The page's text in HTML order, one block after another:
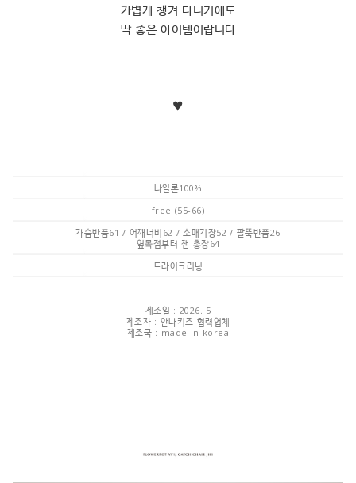
가볍게 챙겨 다니기에도
딱 좋은 아이템이랍니다
♥
나일론100%
free (55-66)
가슴반품61 / 어깨너비62 / 소매기장52 / 팔뚝반품26
옆목점부터 잰 총장64
드라이크리닝
제조일 : 2026. 5
제조자 : 안나키즈 협력업체
제조국 : made in korea